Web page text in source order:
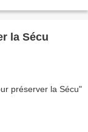
la Sécu